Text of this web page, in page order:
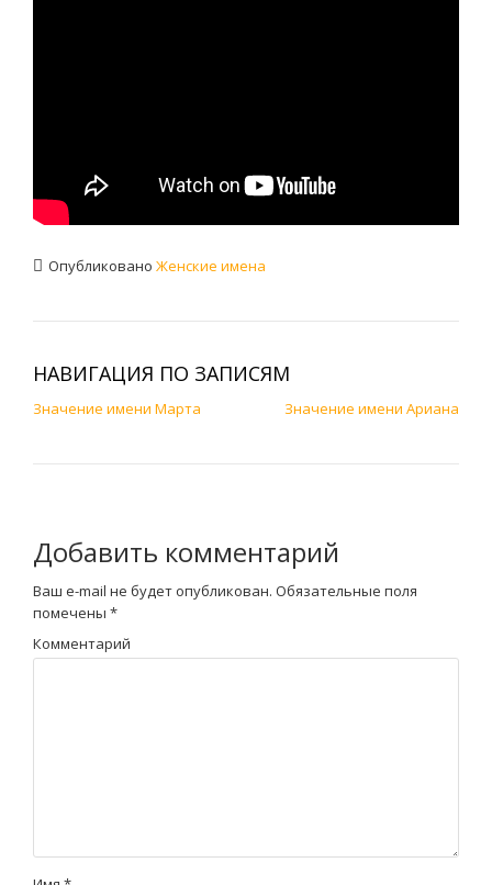
Опубликовано Женские имена
НАВИГАЦИЯ ПО ЗАПИСЯМ
Значение имени Марта Значение имени Ариана
Добавить комментарий
Ваш e-mail не будет опубликован. Обязательные поля
помечены *
Комментарий